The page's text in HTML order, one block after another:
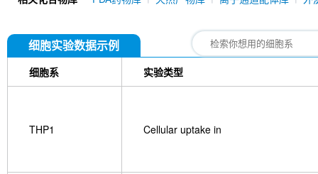
05204)
Rhodamine 123 Tegoprazan
细胞实验数据示例
细胞系 实验类型
THP1 Cellular uptake in